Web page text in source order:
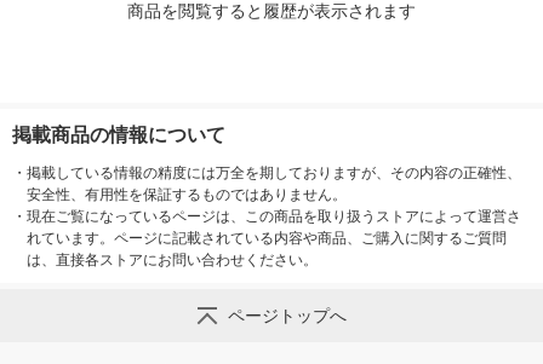
商品を閲覧すると履歴が表示されます
掲載商品の情報について
・ 掲載している情報の精度には万全を期しておりますが、その内容の正確性、
安全性、有用性を保証するものではありません。
・ 現在ご覧になっているページは、この商品を取り扱うストアによって運営さ
れています。ページに記載されている内容や商品、ご購入に関するご質問
は、直接各ストアにお問い合わせください。
ページトップへ